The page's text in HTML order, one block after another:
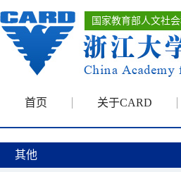
国家教育部人文社
首页 关于CARD
其他